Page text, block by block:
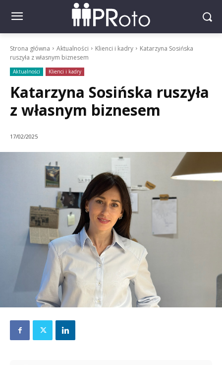
Strona główna Aktualności Klienci i kadry
Katarzyna Sosińska
ruszyła z własnym biznesem
Aktualności Klienci i kadry
Katarzyna Sosińska ruszyła
z własnym biznesem
17/02/2025